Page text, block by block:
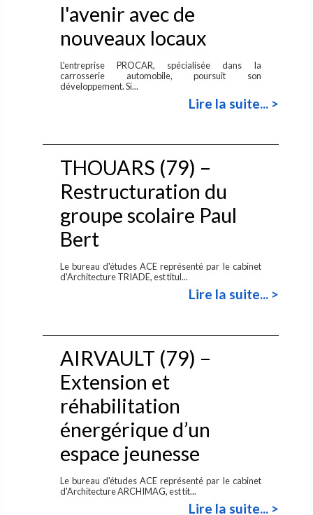
l'avenir avec de
nouveaux locaux
L'entreprise PROCAR, spécialisée dans la
carrosserie automobile, poursuit son
développement. Si...
Lire la suite... >
THOUARS (79) –
Restructuration du
groupe scolaire Paul
Bert
Le bureau d'études ACE représenté par le cabinet
d'Architecture TRIADE, est titul...
Lire la suite... >
AIRVAULT (79) –
Extension et
réhabilitation
énergérique d’un
espace jeunesse
Le bureau d'études ACE représenté par le cabinet
d'Architecture ARCHIMAG, est tit...
Lire la suite... >